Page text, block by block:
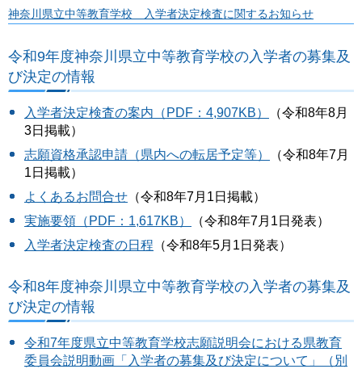
神奈川県立中等教育学校 入学者決定検査に関するお知らせ
令和9年度神奈川県立中等教育学校の入学者の募集及
び決定の情報
入学者決定検査の案内（PDF：4,907KB）
（令和8年8月
3日掲載）
志願資格承認申請（県内への転居予定等）
（令和8年7月
1日掲載）
よくあるお問合せ （令和8年7月1日掲載）
実施要領（PDF：1,617KB）
（令和8年7月1日発表）
入学者決定検査の日程 （令和8年5月1日発表）
令和8年度神奈川県立中等教育学校の入学者の募集及
び決定の情報
令和7年度県立中等教育学校志願説明会における県教育
委員会説明動画「入学者の募集及び決定について」（別